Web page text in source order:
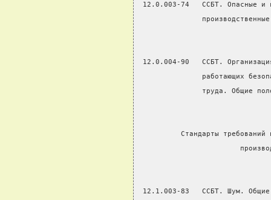
12.0.003-74   ССБТ. Опасные и
12.0.004-90   ССБТ.
работающих
труда. Общие
Стандарты требований
12.1.003-83   ССБТ. Шум. Общие